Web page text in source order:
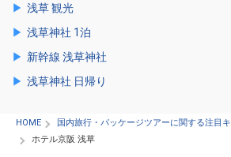
浅草 観光
浅草神社 1泊
新幹線 浅草神社
浅草神社 日帰り
HOME
国内旅行・パッケージツアーに関する注目
ホテル京阪 浅草